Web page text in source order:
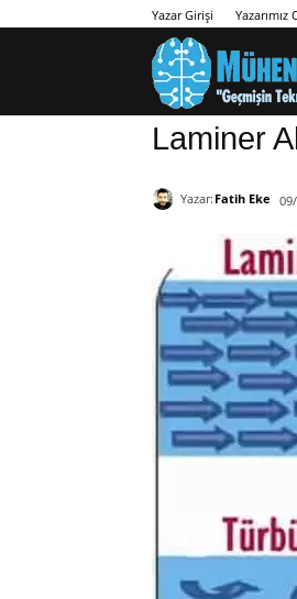
Yazar Girişi Yazarımız
Laminer
Yazar: Fatih Eke